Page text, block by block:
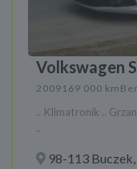
Volkswagen
2009 169 000 km
.. Klimatronik ..
..
98-113